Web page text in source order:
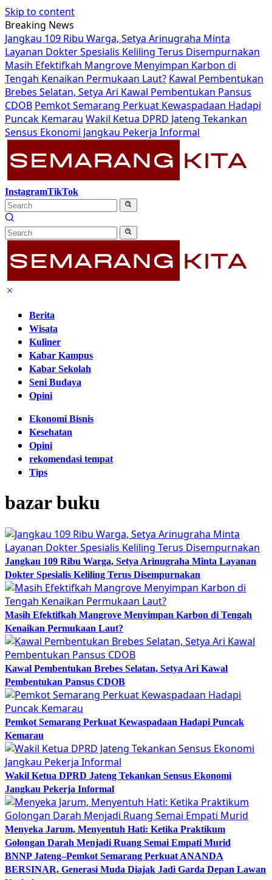
Skip to content
Breaking News
Jangkau 109 Ribu Warga, Setya Arinugraha Minta
Layanan Dokter Spesialis Keliling Terus Disempurnakan
Masih Efektifkah Mangrove Menyimpan Karbon di
Tengah Kenaikan Permukaan Laut? Kawal Pembentukan
Brebes Selatan, Setya Ari Kawal Pembentukan Pansus
CDOB Pemkot Semarang Perkuat Kewaspadaan Hadapi
Puncak Kemarau Wakil Ketua DPRD Jateng Tekankan
Sensus Ekonomi Jangkau Pekerja Informal
InstagramTikTok
Berita
Wisata
Kuliner
Kabar Kampus
Kabar Sekolah
Seni Budaya
Opini
Ekonomi Bisnis
Kesehatan
Opini
rekomendasi tempat
Tips
bazar buku
Jangkau 109 Ribu Warga, Setya Arinugraha Minta Layanan
Dokter Spesialis Keliling Terus Disempurnakan
Masih Efektifkah Mangrove Menyimpan Karbon di Tengah
Kenaikan Permukaan Laut?
Kawal Pembentukan Brebes Selatan, Setya Ari Kawal
Pembentukan Pansus CDOB
Pemkot Semarang Perkuat Kewaspadaan Hadapi Puncak
Kemarau
Wakil Ketua DPRD Jateng Tekankan Sensus Ekonomi
Jangkau Pekerja Informal
Menyeka Jarum, Menyentuh Hati: Ketika Praktikum
Golongan Darah Menjadi Ruang Semai Empati Murid
BNNP Jateng–Pemkot Semarang Perkuat ANANDA
BERSINAR, Generasi Muda Diajak Jadi Garda Depan Lawan